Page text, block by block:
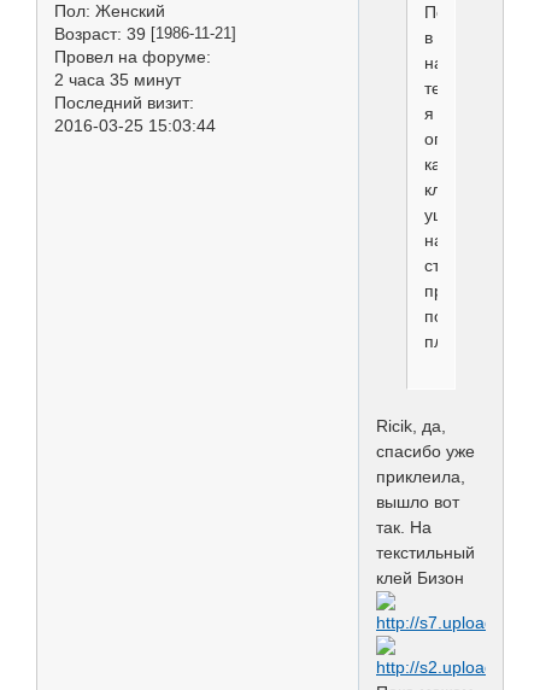
Пол: Женский
Возраст: 39 [1986-11-21]
Провел на форуме:
2 часа 35 минут
Последний визит:
2016-03-25 15:03:44
Посмотрите
в
начале
темы
я
описывала,
как
клеить
уши
на
стаканчик
при
помощи
пластыря.
Ricik, да,
спасибо уже
приклеила,
вышло вот
так. На
текстильный
клей Бизон